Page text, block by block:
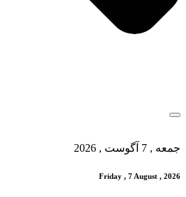
جمعه , 7 آگوست , 2026
Friday , 7 August , 2026